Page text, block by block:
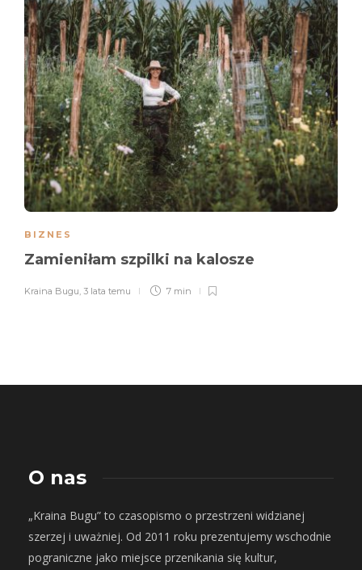
BIZNES
Zamieniłam szpilki na kalosze
Kraina Bugu, 3 lata temu 7 min
O nas
„Kraina Bugu” to czasopismo o przestrzeni widzianej
szerzej i uważniej. Od 2011 roku prezentujemy wschodnie
pograniczne jako miejsce przenikania się kultur,